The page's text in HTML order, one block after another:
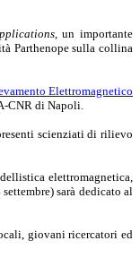
, un importante
Parthenope sulla collina
Elettromagnetico
CNR di Napoli.
scienziati di rilievo
elettromagnetica,
sarà dedicato al
giovani ricercatori ed